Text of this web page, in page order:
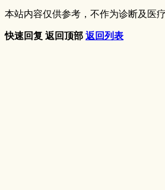
本站内容仅供参考，不作为诊断及医
快速回复 返回顶部 返回列表